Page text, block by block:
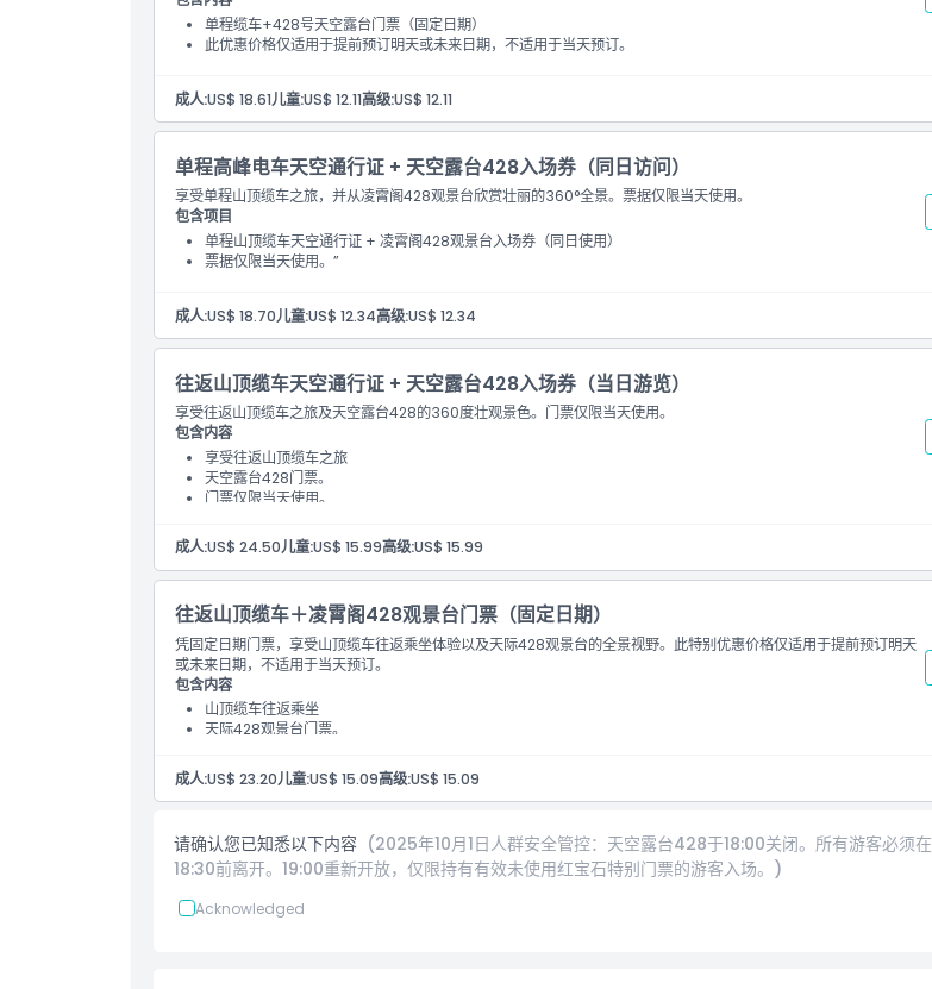
单程缆车+428号天空露台门票（固定日期）
此优惠价格仅适用于提前预订明天或未来日期，不适用于当天预订。
成人:US$ 18.61儿童:US$ 12.11高级:US$ 12.11
单程高峰电车天空通行证 + 天空露台428入场券（同日访问）
享受单程山顶缆车之旅，并从凌霄阁428观景台欣赏壮丽的360°全景。票据仅限当天使用。
包含项目
单程山顶缆车天空通行证 + 凌霄阁428观景台入场券（同日使用）
票据仅限当天使用。”
成人:US$ 18.70儿童:US$ 12.34高级:US$ 12.34
往返山顶缆车天空通行证 + 天空露台428入场券（当日游览）
享受往返山顶缆车之旅及天空露台428的360度壮观景色。门票仅限当天使用。
包含内容
享受往返山顶缆车之旅
天空露台428门票。
门票仅限当天使用。
成人:US$ 24.50儿童:US$ 15.99高级:US$ 15.99
往返山顶缆车＋凌霄阁428观景台门票（固定日期）
凭固定日期门票，享受山顶缆车往返乘坐体验以及天际428观景台的全景视野。此特别优惠价格仅适用于提前预订明天
或未来日期，不适用于当天预订。
包含内容
山顶缆车往返乘坐
天际428观景台门票。
成人:US$ 23.20儿童:US$ 15.09高级:US$ 15.09
请确认您已知悉以下内容 (2025年10月1日人群安全管控：天空露台428于18:00关闭。所有游客必须在
18:30前离开。19:00重新开放，仅限持有有效未使用红宝石特别门票的游客入场。)
Acknowledged